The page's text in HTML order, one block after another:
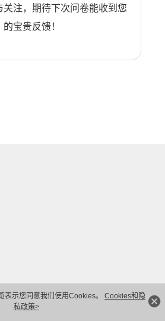
表示您同意我们使用Cookies。 Cookies和隐
私政策>
关注，期待下次问卷能收到您
的宝贵反馈！